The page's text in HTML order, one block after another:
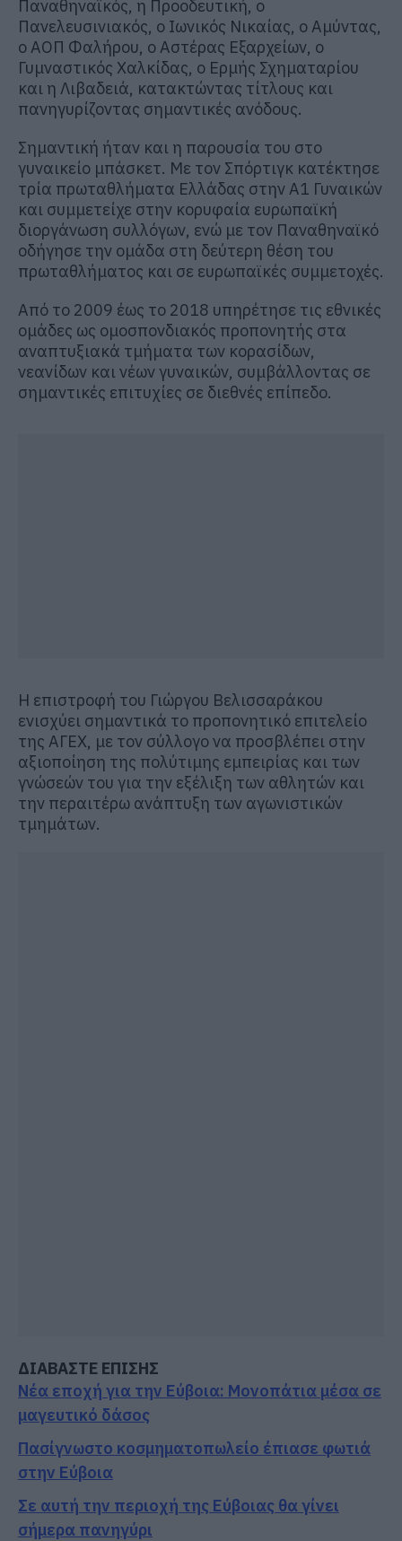
Παναθηναϊκός, η Προοδευτική, ο
Πανελευσινιακός, ο Ιωνικός Νικαίας, ο Αμύντας,
ο ΑΟΠ Φαλήρου, ο Αστέρας Εξαρχείων, ο
Γυμναστικός Χαλκίδας, ο Ερμής Σχηματαρίου
και η Λιβαδειά, κατακτώντας τίτλους και
πανηγυρίζοντας σημαντικές ανόδους.
Σημαντική ήταν και η παρουσία του στο
γυναικείο μπάσκετ. Με τον Σπόρτιγκ κατέκτησε
τρία πρωταθλήματα Ελλάδας στην Α1 Γυναικών
και συμμετείχε στην κορυφαία ευρωπαϊκή
διοργάνωση συλλόγων, ενώ με τον Παναθηναϊκό
οδήγησε την ομάδα στη δεύτερη θέση του
πρωταθλήματος και σε ευρωπαϊκές συμμετοχές.
Από το 2009 έως το 2018 υπηρέτησε τις εθνικές
ομάδες ως ομοσπονδιακός προπονητής στα
αναπτυξιακά τμήματα των κορασίδων,
νεανίδων και νέων γυναικών, συμβάλλοντας σε
σημαντικές επιτυχίες σε διεθνές επίπεδο.
Η επιστροφή του Γιώργου Βελισσαράκου
ενισχύει σημαντικά το προπονητικό επιτελείο
της ΑΓΕΧ, με τον σύλλογο να προσβλέπει στην
αξιοποίηση της πολύτιμης εμπειρίας και των
γνώσεών του για την εξέλιξη των αθλητών και
την περαιτέρω ανάπτυξη των αγωνιστικών
τμημάτων.
ΔΙΑΒΑΣΤΕ ΕΠΙΣΗΣ
Νέα εποχή για την Εύβοια: Μονοπάτια μέσα σε
μαγευτικό δάσος
Πασίγνωστο κοσμηματοπωλείο έπιασε φωτιά
στην Εύβοια
Σε αυτή την περιοχή της Εύβοιας θα γίνει
σήμερα πανηγύρι